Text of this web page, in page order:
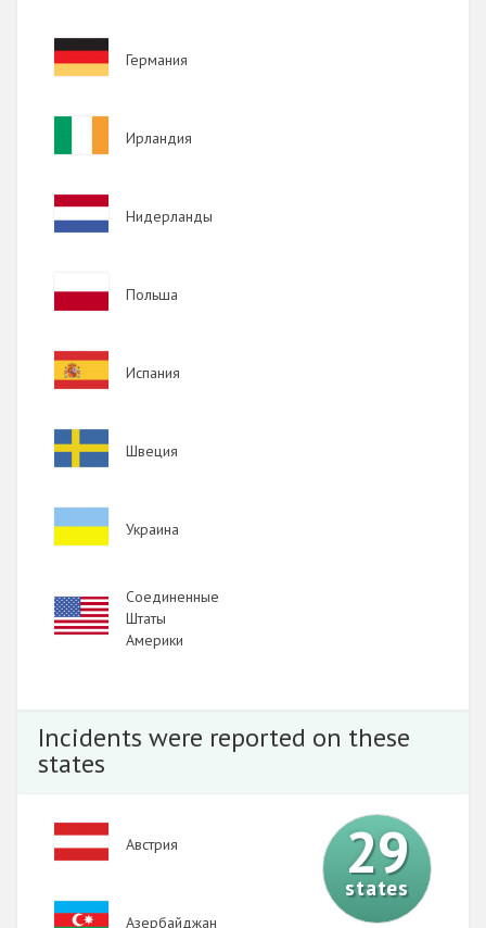
Image
Германия
Ирландия
Image
Нидерланды
Польша
Image
Испания
Image
Швеция
Украина
Image
Соединенные
Штаты
Америки
Incidents were reported on these
states
Image
Австрия
Image
Азербайджан
29
states